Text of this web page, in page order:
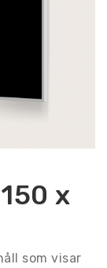
x
som visar